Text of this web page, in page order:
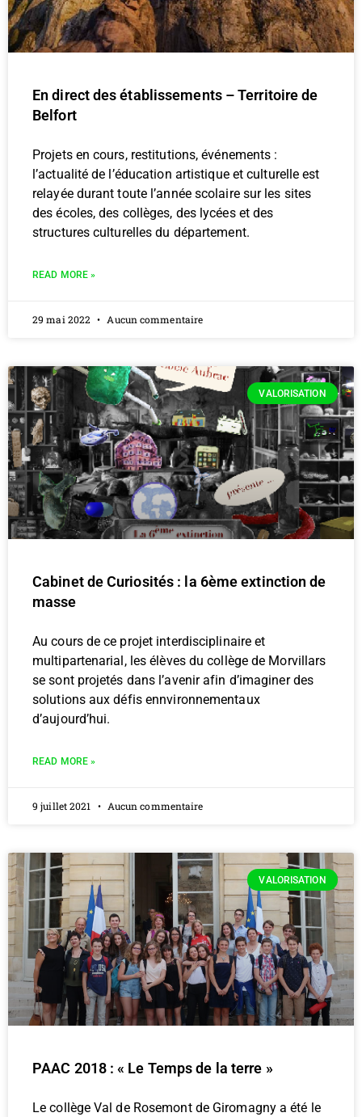
En direct des établissements – Territoire de
Belfort
Projets en cours, restitutions, événements :
l’actualité de l’éducation artistique et culturelle est
relayée durant toute l’année scolaire sur les sites
des écoles, des collèges, des lycées et des
structures culturelles du département.
READ MORE »
29 mai 2022 Aucun commentaire
VALORISATION
Cabinet de Curiosités : la 6ème extinction de
masse
Au cours de ce projet interdisciplinaire et
multipartenarial, les élèves du collège de Morvillars
se sont projetés dans l’avenir afin d’imaginer des
solutions aux défis ennvironnementaux
d’aujourd’hui.
READ MORE »
9 juillet 2021 Aucun commentaire
VALORISATION
PAAC 2018 : « Le Temps de la terre »
Le collège Val de Rosemont de Giromagny a été le